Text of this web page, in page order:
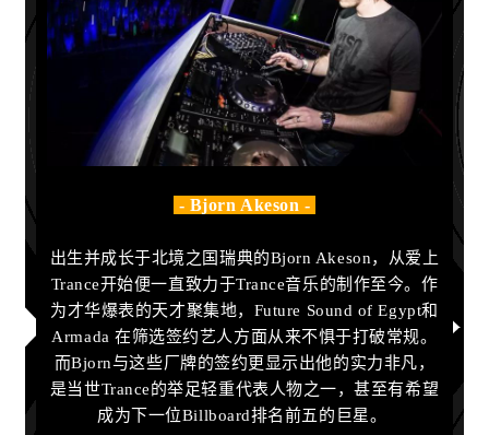
- Bjorn Akeson -
出生并成长于北境之国瑞典的Bjorn Akeson，从爱上
Trance开始便一直致力于Trance音乐的制作至今。作
为才华爆表的天才聚集地，Future Sound of Egypt和
Armada 在筛选签约艺人方面从来不惧于打破常规。
而Bjorn与这些厂牌的签约更显示出他的实力非凡，
是当世Trance的举足轻重代表人物之一，甚至有希望
成为下一位Billboard排名前五的巨星。